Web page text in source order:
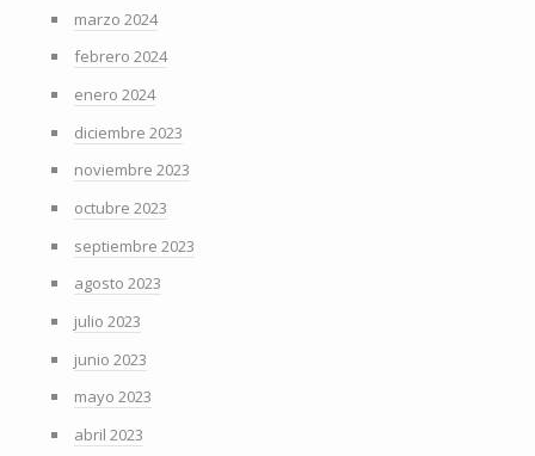
marzo 2024
febrero 2024
enero 2024
diciembre 2023
noviembre 2023
octubre 2023
septiembre 2023
agosto 2023
julio 2023
junio 2023
mayo 2023
abril 2023